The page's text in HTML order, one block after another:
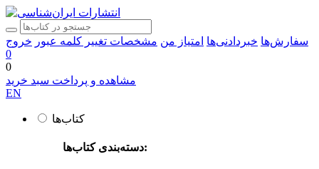
سفارش‌ها خبردادنی‌ها امتیاز من مشخصات تغییر کلمه عبور خروج
0
0
مشاهده و پرداخت سبد خرید
EN
کتاب‌ها
دسته‌بندی کتاب‌ها: